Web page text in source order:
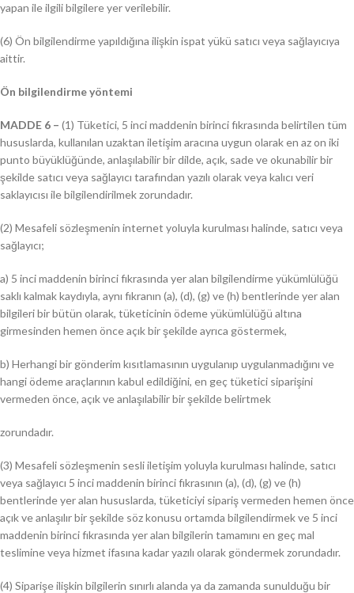
yapan ile ilgili bilgilere yer verilebilir.
(6) Ön bilgilendirme yapıldığına ilişkin ispat yükü satıcı veya sağlayıcıya
aittir.
Ön bilgilendirme yöntemi
MADDE 6 – (1) Tüketici, 5 inci maddenin birinci fıkrasında belirtilen tüm
hususlarda, kullanılan uzaktan iletişim aracına uygun olarak en az on iki
punto büyüklüğünde, anlaşılabilir bir dilde, açık, sade ve okunabilir bir
şekilde satıcı veya sağlayıcı tarafından yazılı olarak veya kalıcı veri
saklayıcısı ile bilgilendirilmek zorundadır.
(2) Mesafeli sözleşmenin internet yoluyla kurulması halinde, satıcı veya
sağlayıcı;
a) 5 inci maddenin birinci fıkrasında yer alan bilgilendirme yükümlülüğü
saklı kalmak kaydıyla, aynı fıkranın (a), (d), (g) ve (h) bentlerinde yer alan
bilgileri bir bütün olarak, tüketicinin ödeme yükümlülüğü altına
girmesinden hemen önce açık bir şekilde ayrıca göstermek,
b) Herhangi bir gönderim kısıtlamasının uygulanıp uygulanmadığını ve
hangi ödeme araçlarının kabul edildiğini, en geç tüketici siparişini
vermeden önce, açık ve anlaşılabilir bir şekilde belirtmek
zorundadır.
(3) Mesafeli sözleşmenin sesli iletişim yoluyla kurulması halinde, satıcı
veya sağlayıcı 5 inci maddenin birinci fıkrasının (a), (d), (g) ve (h)
bentlerinde yer alan hususlarda, tüketiciyi sipariş vermeden hemen önce
açık ve anlaşılır bir şekilde söz konusu ortamda bilgilendirmek ve 5 inci
maddenin birinci fıkrasında yer alan bilgilerin tamamını en geç mal
teslimine veya hizmet ifasına kadar yazılı olarak göndermek zorundadır.
(4) Siparişe ilişkin bilgilerin sınırlı alanda ya da zamanda sunulduğu bir